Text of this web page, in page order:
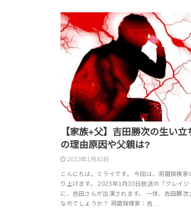
【家族+父】吉田勝次の生い
の理由原因や父親は?
2023年1月30日
こんにちは。ミライです。 今回は、洞窟探検家
り上げます。 2023年1月30日放送の「クレイジ
に、吉田さんが出演されます。 一体、吉田勝次
なのでしょうか？ 洞窟探検家：吉…